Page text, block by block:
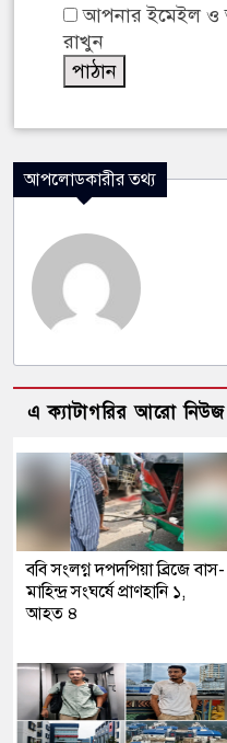
আপনার ইমেইল ও
রাখুন
আপলোডকারীর তথ্য
এ ক্যাটাগরির আরো নিউজ
ববি সংলগ্ন দপদপিয়া ব্রিজে বাস-
মাহিন্দ্র সংঘর্ষে প্রাণহানি ১,
আহত ৪